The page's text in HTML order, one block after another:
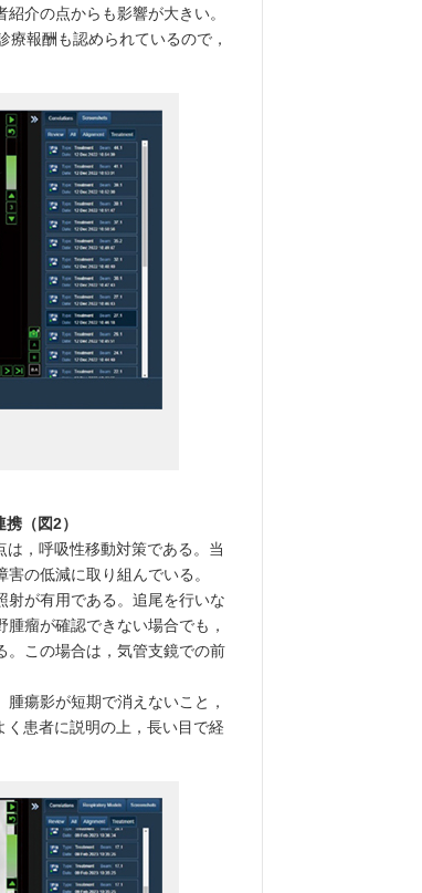
介の点からも影響が大きい。
報酬も認められているので，
（図2）
，呼吸性移動対策である。当
の低減に取り組んでいる。
射が有用である。追尾を行いな
瘤が確認できない場合でも，
。この場合は，気管支鏡での前
瘍影が短期で消えないこと，
患者に説明の上，長い目で経